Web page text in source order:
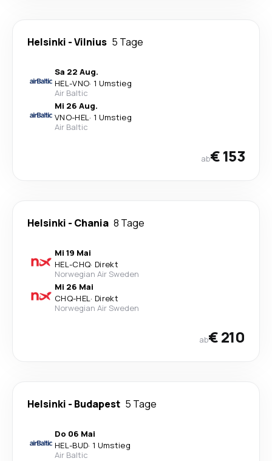
Helsinki -Vilnius 5 Tage
Sa 22 Aug.
HEL-VNO· 1 Umstieg
Air Baltic
Mi 26 Aug.
VNO-HEL· 1 Umstieg
Air Baltic
ab€ 153
Helsinki - Chania 8 Tage
Mi 19 Mai
HEL-CHQ· Direkt
Norwegian Air Sweden
Mi 26 Mai
CHQ-HEL· Direkt
Norwegian Air Sweden
ab€ 210
Helsinki - Budapest 5 Tage
Do 06 Mai
HEL-BUD· 1 Umstieg
Air Baltic